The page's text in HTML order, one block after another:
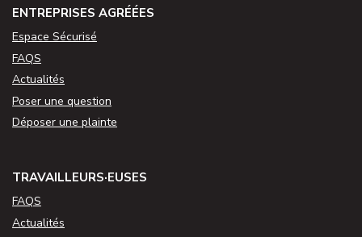
ENTREPRISES AGRÉÉES
Espace Sécurisé
FAQS
Actualités
Poser une question
Déposer une plainte
TRAVAILLEURS·EUSES
FAQS
Actualités